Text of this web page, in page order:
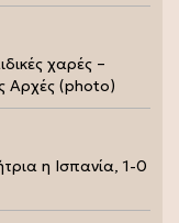
χαρές –
Αρχές (photo)
η Ισπανία, 1-0